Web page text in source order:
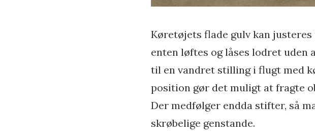
Køretøjets flade gulv kan justeres
enten løftes og låses lodret uden
til en vandret stilling i flugt med
position gør det muligt at fragte
Der medfølger endda stifter, så
skrøbelige genstande.